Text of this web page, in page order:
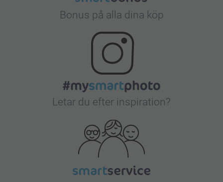
Bonus på alla dina köp
Letar du efter inspiration?